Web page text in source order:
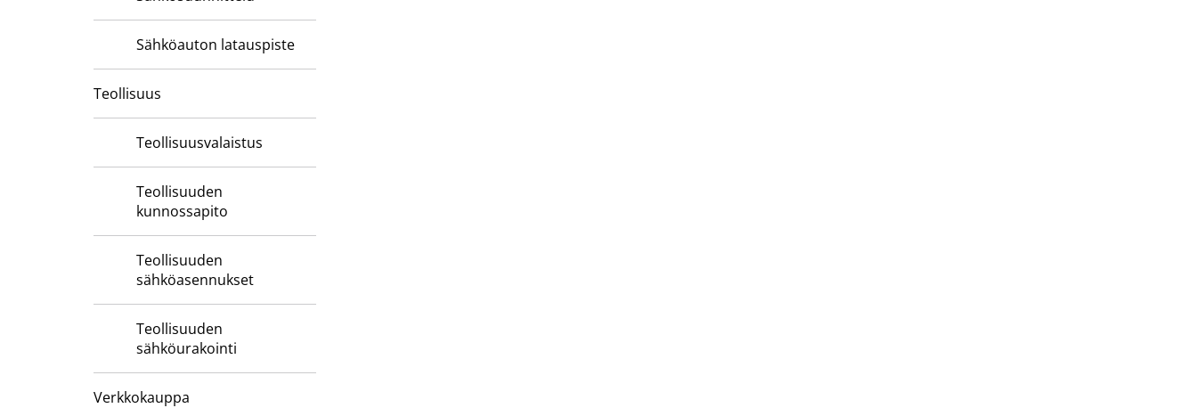
Sähköauton latauspiste
Teollisuus
Teollisuusvalaistus
Teollisuuden
kunnossapito
Teollisuuden
sähköasennukset
Teollisuuden
sähköurakointi
Verkkokauppa